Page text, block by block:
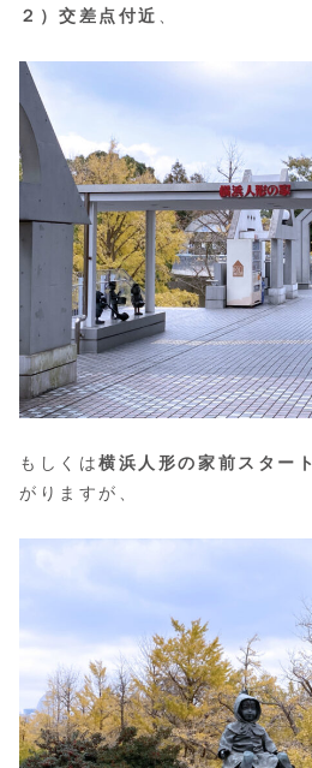
２）交差点付近
もしくは横浜人形の家前スタート
がりますが、